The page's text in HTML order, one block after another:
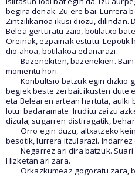
begira denak. Zu ere bai. Lurrera
Zintzilikarioa ikusi diozu, dilindan.
Belea gerturatu zaio, botilatxo
Oreinak, ezpainak estutu. Lepotik
dio ahoa, botilakoa edanarazi.
Bazenekiten, bazenekien.
momentu hori.
Konbultsio batzuk egin dizkio
begiek beste zerbait ikusten dute
eta Belearen artean hartuta, aulki
lotu: badaramate. Iruditu zaizu
dizula; sugarren distiragatik,
Orro egin duzu, altxatzeko
besotik, lurrera itzularazi. Indarrez
Negarrez ari dira batzuk.
Hizketan ari zara.
Orkazkumeaz gogoratu zara,